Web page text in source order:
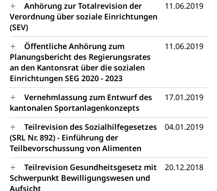
Anhörung zur Totalrevision der
Verordnung über soziale Einrichtungen
(SEV)
11.06.2019
Öffentliche Anhörung zum
Planungsbericht des Regierungsrates
an den Kantonsrat über die sozialen
Einrichtungen SEG 2020 - 2023
11.06.2019
Vernehmlassung zum Entwurf des
kantonalen Sportanlagenkonzepts
17.01.2019
Teilrevision des Sozialhilfegesetzes
(SRL Nr. 892) - Einführung der
Teilbevorschussung von Alimenten
04.01.2019
Teilrevision Gesundheitsgesetz mit
Schwerpunkt Bewilligungswesen und
Aufsicht
20.12.2018
Strafregisterauszug bestellen
Reisepass, Identitätskarte
Strassenverkehrsamt (Führerausweis,
Fahrzeugausweis)
Namensänderungen
Nationalität, Staatsangehörigkeit,
Staatsbürgerschaft, Bürgerrecht, Erwerb des
Bürgerrechts, Verlust des Bürgerrechts,
Einbürgerungsverfahren
Einbürgerungen
Geburt
Geburtsurkunde, Geburtsschein, Geburtsanzeige
Familienzulagen (WAS Luzern)
Schwangerschaft / Geburt (gruezi.lu.ch)
Kinder und Jugendliche
Mündigkeit, Kindesschutz, Jugendschutz
Kinder- und Jugendförderung
Psychische Gesundheit
IV für Kinder und Jugendliche (WAS Luzern)
Pflege / Pflegeheim
Hauspflege, spitalexterne Pflege, Spitex
Betreuende Angehörige
Pflegeheimliste und freie Pflegeplätze
Religion
Kirche, Gottesdienst, Seelsorge,